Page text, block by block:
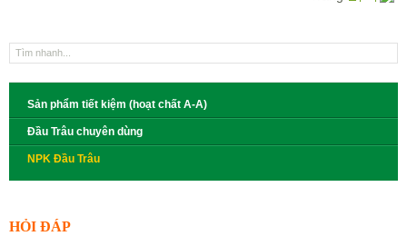
Sản phẩm tiết kiệm (hoạt chất A-A)
Đầu Trâu chuyên dùng
NPK Đầu Trâu
HỎI ĐÁP